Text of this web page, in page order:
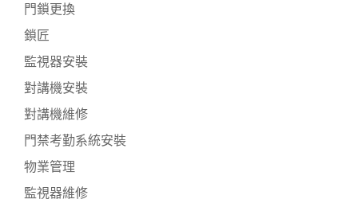
門鎖更換
鎖匠
監視器安裝
對講機安裝
對講機維修
門禁考勤系統安裝
物業管理
監視器維修